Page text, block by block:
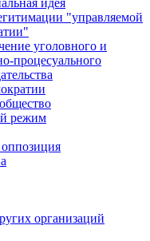
идея
"управляемой
уголовного и
процесуального
режим
организаций